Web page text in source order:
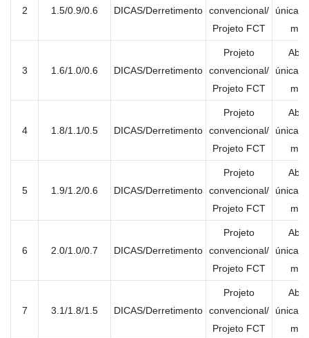
2 1.5/0.9/0.6 DICAS/Derretimento convencional/
Projeto FCT
única/
3 1.6/1.0/0.6 DICAS/Derretimento
Projeto
convencional/
Projeto FCT
única/
4 1.8/1.1/0.5 DICAS/Derretimento
Projeto
convencional/
Projeto FCT
única/
5 1.9/1.2/0.6 DICAS/Derretimento
Projeto
convencional/
Projeto FCT
única/
6 2.0/1.0/0.7 DICAS/Derretimento
Projeto
convencional/
Projeto FCT
única/
7 3.1/1.8/1.5 DICAS/Derretimento
Projeto
convencional/
Projeto FCT
única/